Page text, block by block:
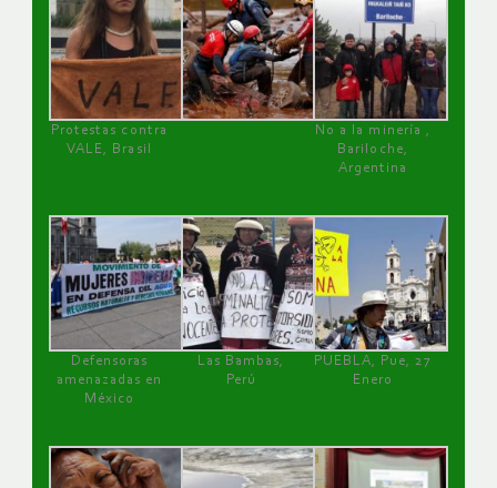
Protestas contra
VALE, Brasil
No a la minería ,
Bariloche,
Argentina
Defensoras
amenazadas en
México
Las Bambas,
Perú
PUEBLA, Pue, 27
Enero